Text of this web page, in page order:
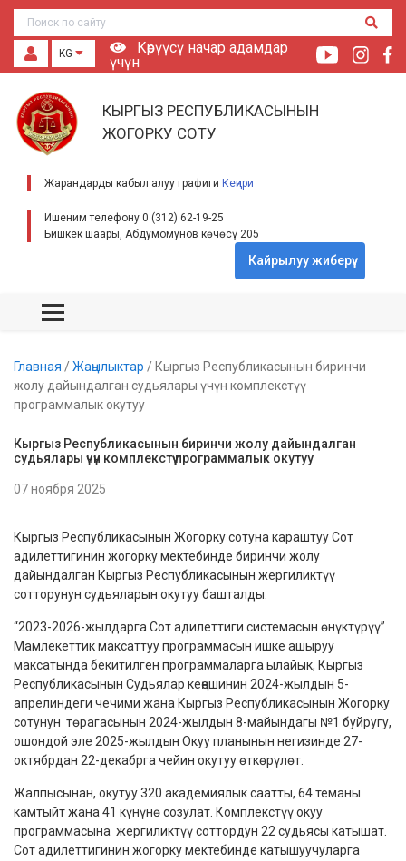
KG
Көрүүсү начар адамдар
үчүн
КЫРГЫЗ РЕСПУБЛИКАСЫНЫН
ЖОГОРКУ СОТУ
Жарандарды кабыл алуу графиги Кеңири
Ишеним телефону 0 (312) 62-19-25
Бишкек шаары, Абдумомунов көчөсү 205
Кайрылуу жиберүү
Главная /Жаңылыктар / Кыргыз Республикасынын биринчи
жолу дайындалган судьялары үчүн комплекстүү
программалык окутуу
Кыргыз Республикасынын биринчи жолу дайындалган
судьялары үчүн комплекстүү программалык окутуу
07 ноября 2025
Кыргыз Республикасынын Жогорку сотуна караштуу Сот
адилеттигинин жогорку мектебинде биринчи жолу
дайындалган Кыргыз Республикасынын жергиликтүү
сотторунун судьяларын окутуу башталды.
“2023-2026-жылдарга Сот адилеттиги системасын өнүктүрүү”
Мамлекеттик максаттуу программасын ишке ашыруу
максатында бекитилген программаларга ылайык, Кыргыз
Республикасынын Судьялар кеңешинин 2024-жылдын 5-
апрелиндеги чечими жана Кыргыз Республикасынын Жогорку
сотунун төрагасынын 2024-жылдын 8-майындагы №1 буйругу,
ошондой эле 2025-жылдын Окуу планынын негизинде 27-
октябрдан 22-декабрга чейин окутуу өткөрүлөт.
Жалпысынан, окутуу 320 академиялык саатты, 64 теманы
камтыйт жана 41 күнүнө созулат. Комплекстүү окуу
программасына жергиликтүү соттордун 22 судьясы катышат.
Сот адилеттигинин жогорку мектебинде катышуучуларга